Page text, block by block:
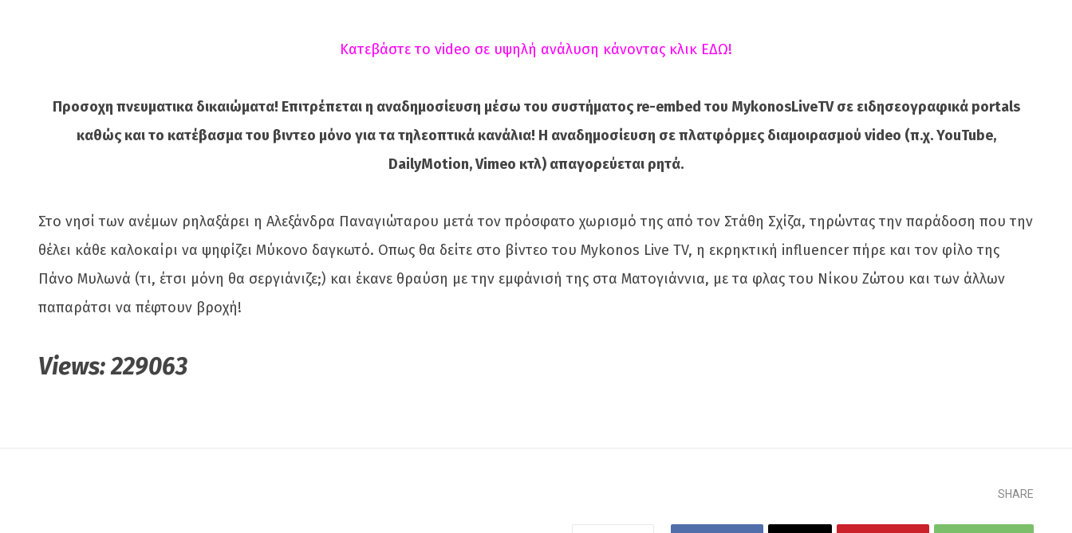
Κατεβάστε το video σε υψηλή ανάλυση κάνοντας κλικ ΕΔΩ!
Προσοχη πνευματικα δικαιώματα! Επιτρέπεται η αναδημοσίευση μέσω του συστήματος re-embed του MykonosLiveTV σε ειδησεογραφικά portals
καθώς και το κατέβασμα του βιντεο μόνο για τα τηλεοπτικά κανάλια! Η αναδημοσίευση σε πλατφόρμες διαμοιρασμού video (π.χ. YouTube,
DailyMotion, Vimeo κτλ) απαγορεύεται ρητά.
Στο νησί των ανέμων ρηλαξάρει η Αλεξάνδρα Παναγιώταρου μετά τον πρόσφατο χωρισμό της από τον Στάθη Σχίζα, τηρώντας την παράδοση που την
θέλει κάθε καλοκαίρι να ψηφίζει Μύκονο δαγκωτό. Οπως θα δείτε στο βίντεο του Mykonos Live TV, η εκρηκτική influencer πήρε και τον φίλο της
Πάνο Μυλωνά (τι, έτσι μόνη θα σεργιάνιζε;) και έκανε θραύση με την εμφάνισή της στα Ματογιάννια, με τα φλας του Νίκου Ζώτου και των άλλων
παπαράτσι να πέφτουν βροχή!
Views:229063
SHARE